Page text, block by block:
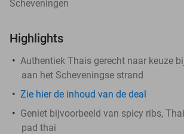
Scheveningen
Highlights
Authentiek Thais gerecht naar keuze
aan het Scheveningse strand
Zie hier de inhoud van de deal
Geniet bijvoorbeeld van spicy ribs,
pad thai